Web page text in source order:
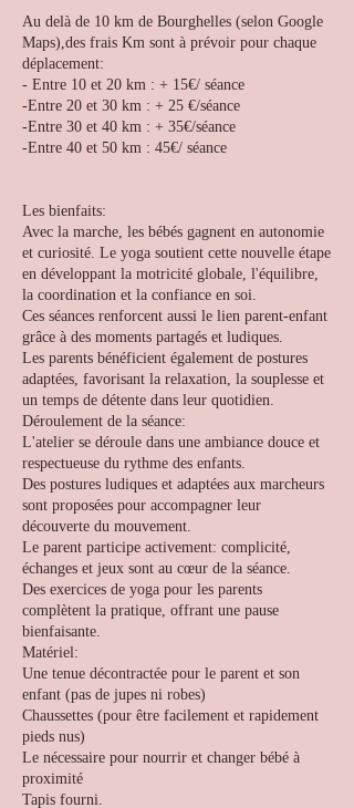
Au delà de 10 km de Bourghelles (selon Google
Maps),des frais Km sont à prévoir pour chaque
déplacement:
- Entre 10 et 20 km : + 15€/ séance
-Entre 20 et 30 km : + 25 €/séance
-Entre 30 et 40 km : + 35€/séance
-Entre 40 et 50 km : 45€/ séance
Les bienfaits:
Avec la marche, les bébés gagnent en autonomie
et curiosité. Le yoga soutient cette nouvelle étape
en développant la motricité globale, l'équilibre,
la coordination et la confiance en soi.
Ces séances renforcent aussi le lien parent-enfant
grâce à des moments partagés et ludiques.
Les parents bénéficient également de postures
adaptées, favorisant la relaxation, la souplesse et
un temps de détente dans leur quotidien.
Déroulement de la séance:
L'atelier se déroule dans une ambiance douce et
respectueuse du rythme des enfants.
Des postures ludiques et adaptées aux marcheurs
sont proposées pour accompagner leur
découverte du mouvement.
Le parent participe activement: complicité,
échanges et jeux sont au cœur de la séance.
Des exercices de yoga pour les parents
complètent la pratique, offrant une pause
bienfaisante.
Matériel:
Une tenue décontractée pour le parent et son
enfant (pas de jupes ni robes)
Chaussettes (pour être facilement et rapidement
pieds nus)
Le nécessaire pour nourrir et changer bébé à
proximité
Tapis fourni.